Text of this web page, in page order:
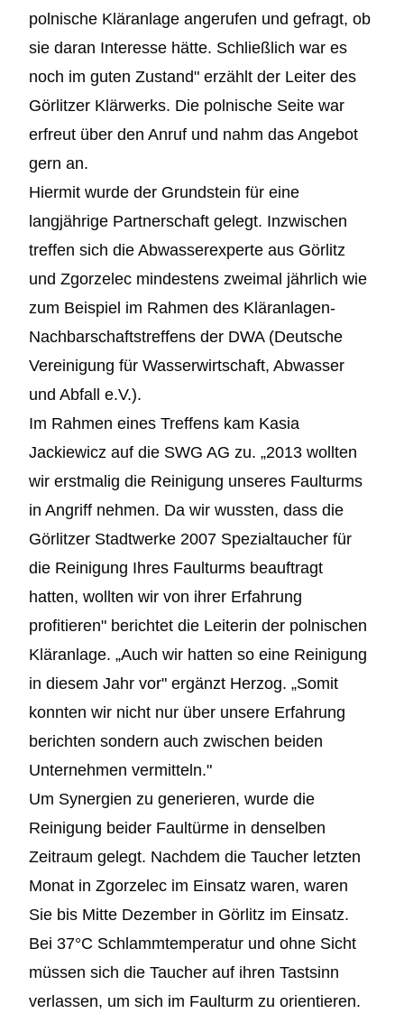
polnische Kläranlage angerufen und gefragt, ob
sie daran Interesse hätte. Schließlich war es
noch im guten Zustand" erzählt der Leiter des
Görlitzer Klärwerks. Die polnische Seite war
erfreut über den Anruf und nahm das Angebot
gern an.
Hiermit wurde der Grundstein für eine
langjährige Partnerschaft gelegt. Inzwischen
treffen sich die Abwasserexperte aus Görlitz
und Zgorzelec mindestens zweimal jährlich wie
zum Beispiel im Rahmen des Kläranlagen-
Nachbarschaftstreffens der DWA (Deutsche
Vereinigung für Wasserwirtschaft, Abwasser
und Abfall e.V.).
Im Rahmen eines Treffens kam Kasia
Jackiewicz auf die SWG AG zu. „2013 wollten
wir erstmalig die Reinigung unseres Faulturms
in Angriff nehmen. Da wir wussten, dass die
Görlitzer Stadtwerke 2007 Spezialtaucher für
die Reinigung Ihres Faulturms beauftragt
hatten, wollten wir von ihrer Erfahrung
profitieren" berichtet die Leiterin der polnischen
Kläranlage. „Auch wir hatten so eine Reinigung
in diesem Jahr vor" ergänzt Herzog. „Somit
konnten wir nicht nur über unsere Erfahrung
berichten sondern auch zwischen beiden
Unternehmen vermitteln."
Um Synergien zu generieren, wurde die
Reinigung beider Faultürme in denselben
Zeitraum gelegt. Nachdem die Taucher letzten
Monat in Zgorzelec im Einsatz waren, waren
Sie bis Mitte Dezember in Görlitz im Einsatz.
Bei 37°C Schlammtemperatur und ohne Sicht
müssen sich die Taucher auf ihren Tastsinn
verlassen, um sich im Faulturm zu orientieren.